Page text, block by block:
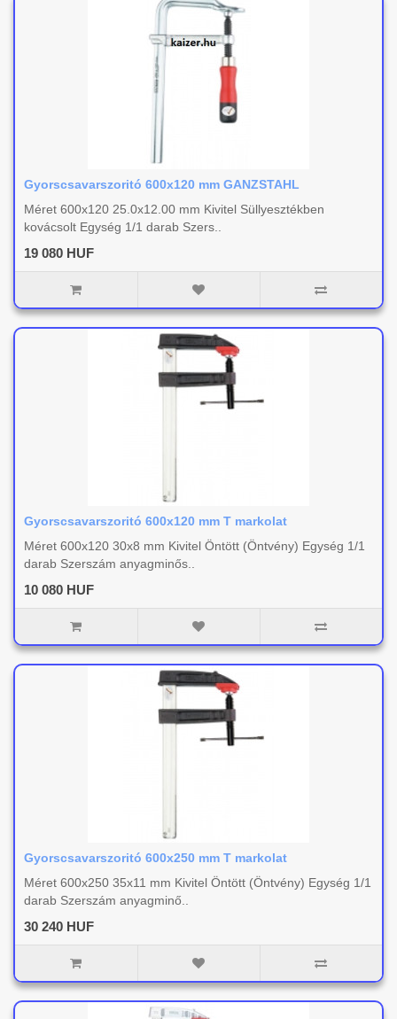
Gyorscsavarszoritó 600x120 mm GANZSTAHL
Méret 600x120 25.0x12.00 mm Kivitel Süllyesztékben
kovácsolt Egység 1/1 darab Szers..
19 080 HUF
Gyorscsavarszoritó 600x120 mm T markolat
Méret 600x120 30x8 mm Kivitel Öntött (Öntvény) Egység 1/1
darab Szerszám anyagminős..
10 080 HUF
Gyorscsavarszoritó 600x250 mm T markolat
Méret 600x250 35x11 mm Kivitel Öntött (Öntvény) Egység 1/1
darab Szerszám anyagminő..
30 240 HUF